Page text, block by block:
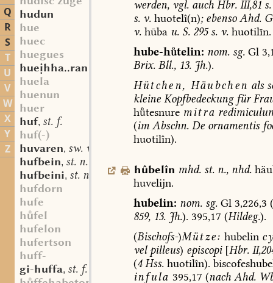
Q
R
S
T
U
V
W
X
Y
Z
hudun
hue
huec
huegues
huehha..ran
huela
huenun
huer
huf, st. f.
huf(-)
huvaren, sw. v.
hufbein, st. n.
hufbeini, st. n.
hufdorn
hufe
hfel
hufelon
hufertson
huff-
gi-huffa, st. f.
werden,vgl. auchHbr.III,81s.
s.v.huotelî(n); ebensoAhd.
v.hūba u.S.295s.v.huotilīn.
hube-htelin: nom.sg.Gl
Brix.Bll., 13.Jh.).
Hütchen, Häubchen als
kleine Kopfbedeckungfür
htesnure mitra
(imAbschn.Deornamentis
huotilîn).
hûbelîn mhd. st. n., nhd.
huvelijn.
hubelin: nom.sg.Gl3,226,3 (
859,13.Jh.). 395,17 (Hildeg.).
(Bischofs-)Mütze: hubelin
vel pilleus) episcopi[Hbr.
(4Hss. huotilîn).
infula 395,17 (nachAhd.